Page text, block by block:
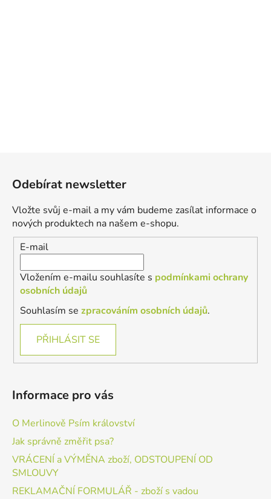
Odebírat newsletter
Vložte svůj e-mail a my vám budeme zasílat informace o
nových produktech na našem e-shopu.
E-mail
Vložením e-mailu souhlasíte s podmínkami ochrany
osobních údajů
Souhlasím se zpracováním osobních údajů.
PŘIHLÁSIT SE
Informace pro vás
O Merlinově Psím království
Jak správně změřit psa?
VRÁCENÍ a VÝMĚNA zboží, ODSTOUPENÍ OD
SMLOUVY
REKLAMAČNÍ FORMULÁŘ - zboží s vadou